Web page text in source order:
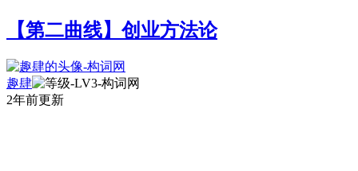
【第二曲线】创业方法论
趣肆
2年前更新